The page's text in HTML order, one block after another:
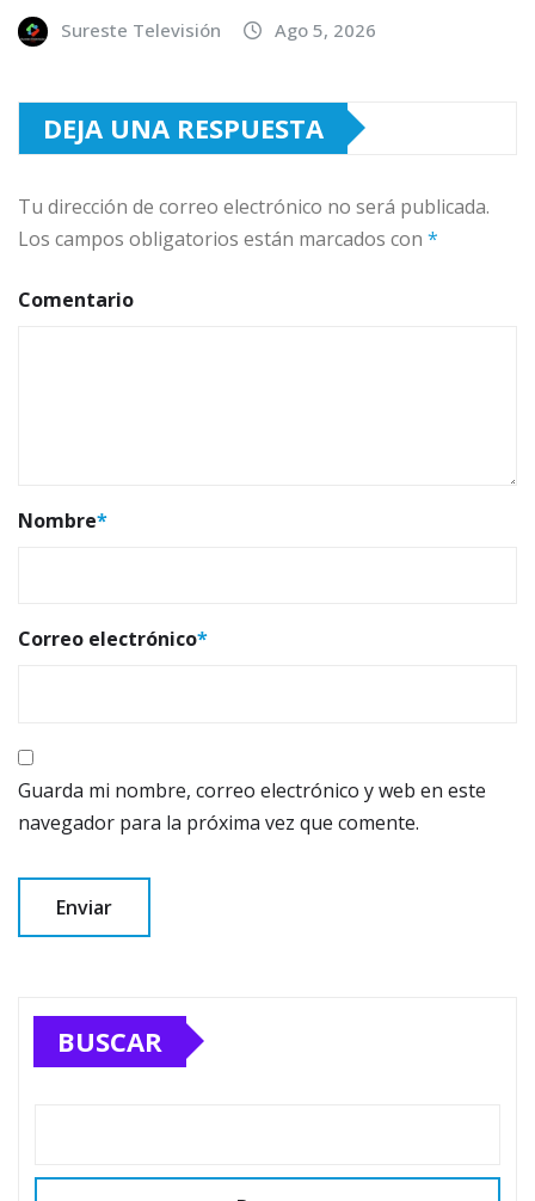
Sureste Televisión Ago 5, 2026
DEJA UNA RESPUESTA
Tu dirección de correo electrónico no será publicada.
Los campos obligatorios están marcados con *
Comentario
Nombre*
Correo electrónico*
Guarda mi nombre, correo electrónico y web en este
navegador para la próxima vez que comente.
BUSCAR